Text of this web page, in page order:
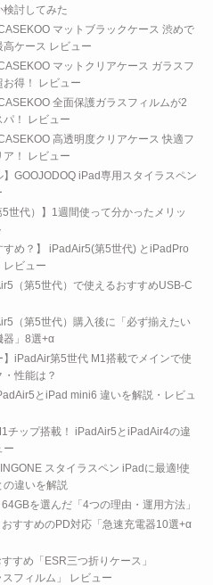
検討してみた
マットブラックケース 渋めで
ケース レビュー
マットクリアケース ガラスフ
お得！ レビュー
全面保護ガラスフィルムが2
！ レビュー
高透明度クリアケース 快適フ
ア！ レビュー
】GOOJODOQ iPad専用スタイラスペン
5世代）】1週間使って分かったメリッ
すめ？】 iPadAir5(第5世代) とiPadPro
レビュー
（第5世代）で使えるおすすめUSB-C
（第5世代）購入後に「必ず揃えたい
器」8選+α
】iPadAir第5世代 M1搭載でメインで使
・性能は？
とiPad mini6 違いを解説・レビュ
チップ搭載！ iPadAir5とiPadAir4の違
ー
スタイラスペン iPadに最適!使
の違いを解説
64GBを選んだ「4つの理由・運用方法」
おすすめのPD対応「急速充電器10選+α
すめ「ESR三つ折りケース」
スフィルム」 レビュー